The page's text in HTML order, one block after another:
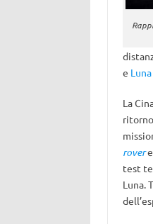
e
La
rovere
test
Luna.